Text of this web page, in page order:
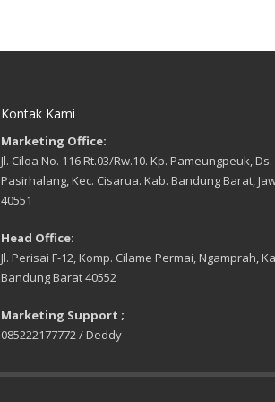
Kontak Kami
Marketing Office:
Jl. Ciloa No. 116 Rt.03/Rw.10. Kp. Pameungpeuk, Ds.
Pasirhalang, Kec. Cisarua. Kab. Bandung Barat,
40551
Head Office:
Jl. Perisai F-12, Komp. Cilame Permai, Ngamprah,
Bandung Barat 40552
Marketing Support ;
085222177772 / Deddy